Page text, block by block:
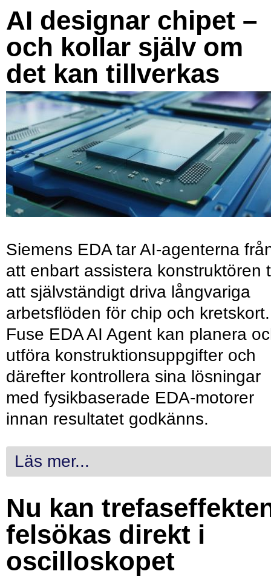
AI designar chipet –
och kollar själv om
det kan tillverkas
Siemens EDA tar AI-agenterna
att enbart assistera konstruktören
att självständigt driva långvariga
arbetsflöden för chip och kretskort.
Fuse EDA AI Agent kan planera
utföra konstruktionsuppgifter och
därefter kontrollera sina lösningar
med fysikbaserade EDA-motorer
innan resultatet godkänns.
Läs mer...
Nu kan
felsökas direkt i
oscilloskopet